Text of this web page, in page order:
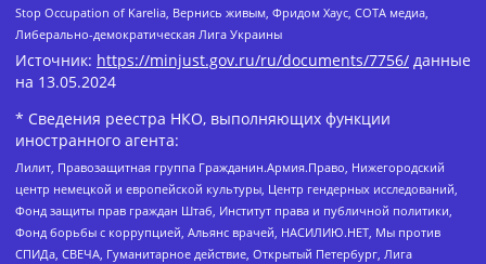
Stop Occupation of Karelia, Вернись живым, Фридом Хаус, СОТА медиа,
Либерально-демократическая Лига Украины
Источник: https://minjust.gov.ru/ru/documents/7756/ данные
на 13.05.2024
* Сведения реестра НКО, выполняющих функции
иностранного агента:
Лилит, Правозащитная группа Гражданин.Армия.Право, Нижегородский
центр немецкой и европейской культуры, Центр гендерных исследований,
Фонд защиты прав граждан Штаб, Институт права и публичной политики,
Фонд борьбы с коррупцией, Альянс врачей, НАСИЛИЮ.НЕТ, Мы против
СПИДа, СВЕЧА, Гуманитарное действие, Открытый Петербург, Лига